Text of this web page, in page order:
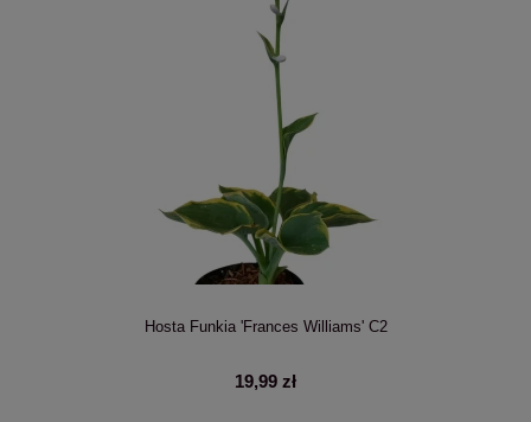
Hosta Funkia 'Frances Williams' C2
19,99 zł